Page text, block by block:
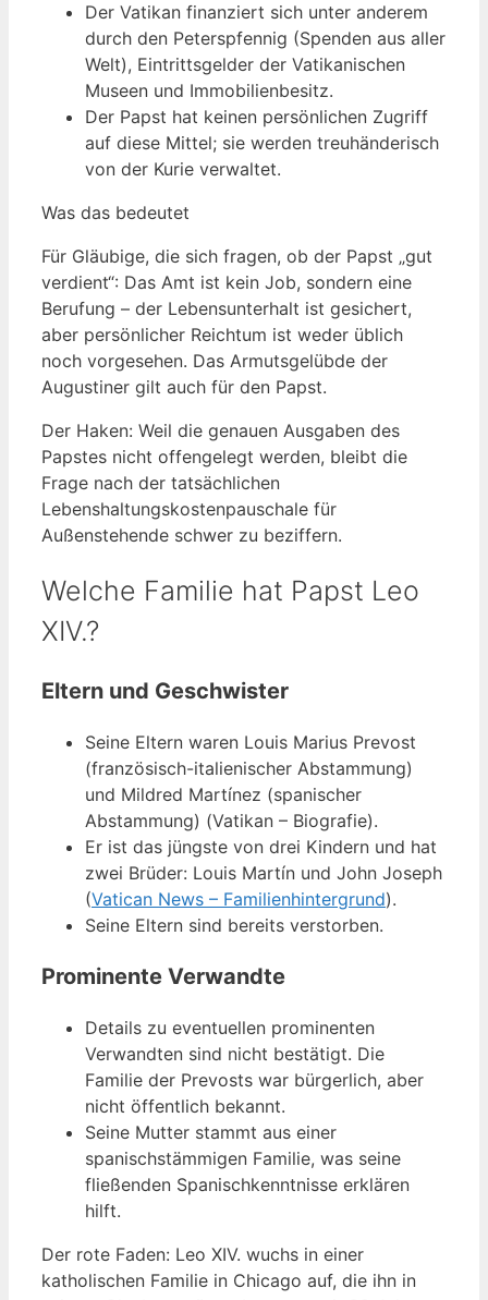
Der Vatikan finanziert sich unter anderem
durch den Peterspfennig (Spenden aus aller
Welt), Eintrittsgelder der Vatikanischen
Museen und Immobilienbesitz.
Der Papst hat keinen persönlichen Zugriff
auf diese Mittel; sie werden treuhänderisch
von der Kurie verwaltet.
Was das bedeutet
Für Gläubige, die sich fragen, ob der Papst „gut
verdient“: Das Amt ist kein Job, sondern eine
Berufung – der Lebensunterhalt ist gesichert,
aber persönlicher Reichtum ist weder üblich
noch vorgesehen. Das Armutsgelübde der
Augustiner gilt auch für den Papst.
Der Haken: Weil die genauen Ausgaben des
Papstes nicht offengelegt werden, bleibt die
Frage nach der tatsächlichen
Lebenshaltungskostenpauschale für
Außenstehende schwer zu beziffern.
Welche Familie hat Papst Leo
XIV.?
Eltern und Geschwister
Seine Eltern waren Louis Marius Prevost
(französisch-italienischer Abstammung)
und Mildred Martínez (spanischer
Abstammung) (Vatikan – Biografie).
Er ist das jüngste von drei Kindern und hat
zwei Brüder: Louis Martín und John Joseph
(Vatican News – Familienhintergrund).
Seine Eltern sind bereits verstorben.
Prominente Verwandte
Details zu eventuellen prominenten
Verwandten sind nicht bestätigt. Die
Familie der Prevosts war bürgerlich, aber
nicht öffentlich bekannt.
Seine Mutter stammt aus einer
spanischstämmigen Familie, was seine
fließenden Spanischkenntnisse erklären
hilft.
Der rote Faden: Leo XIV. wuchs in einer
katholischen Familie in Chicago auf, die ihn in